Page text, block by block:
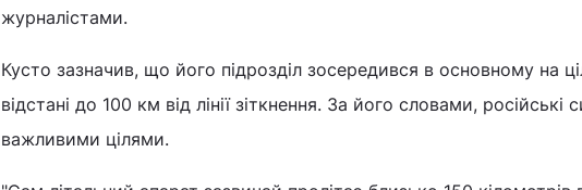
журналістами.
Кусто зазначив, що його підрозділ зосередився в основному на
відстані до 100 км від лінії зіткнення. За його словами,
важливими цілями.